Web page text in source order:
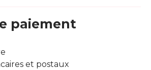
paiement
et postaux